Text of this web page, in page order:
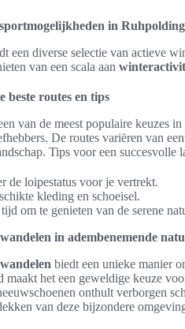
in Ruhpolding
een diverse selectie van actieve
van een scala aan
beste routes en tips
van de meest populaire keuzes
De routes variëren van
Tips voor een succesvolle
de loipestatus voor je vertrekt.
kleding en schoeisel.
om te genieten van de serene
in adembenemende
biedt een unieke manier
maakt het een geweldige keuze
onthult verborgen
van deze bijzondere